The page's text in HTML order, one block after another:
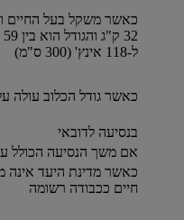
כאשר משקל בעל החיים
ל-118 אינץ' (300 ס"מ)
כאשר גודל הכלוב עולה על 118 אינץ' (300
בנסיעה לדובאי
אם משך הנסיעה הכולל עולה
כאשר מדינת היעד
חיים ככבודה רשומה